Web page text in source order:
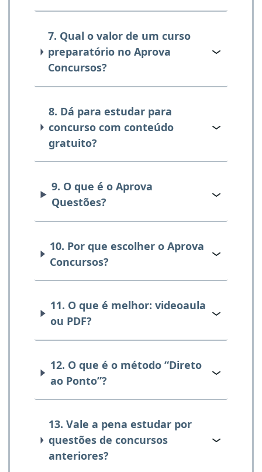
7. Qual o valor de um curso
preparatório no Aprova
Concursos?
8. Dá para estudar para
concurso com conteúdo
gratuito?
9. O que é o Aprova
Questões?
10. Por que escolher o Aprova
Concursos?
11. O que é melhor: videoaula
ou PDF?
12. O que é o método “Direto
ao Ponto”?
13. Vale a pena estudar por
questões de concursos
anteriores?